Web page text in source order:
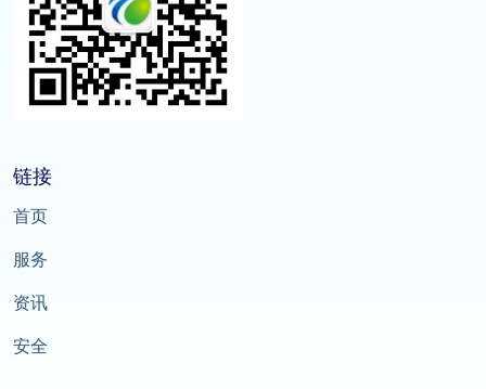
链接
首页
服务
资讯
安全